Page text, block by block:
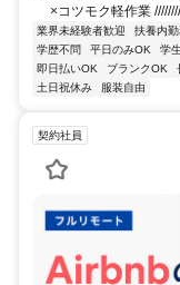
×コツモク軽作業
業界未経験者歓迎 扶養内
学歴不問
平日のみOK 学
即日払いOK
ブランクOK
土日祝休み
服装自由
契約社員